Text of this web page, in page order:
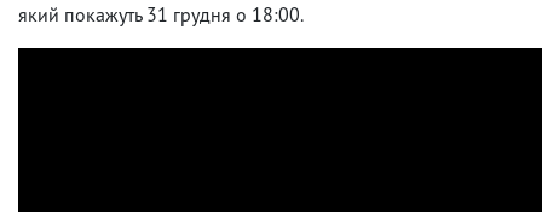
який покажуть 31 грудня о 18:00.